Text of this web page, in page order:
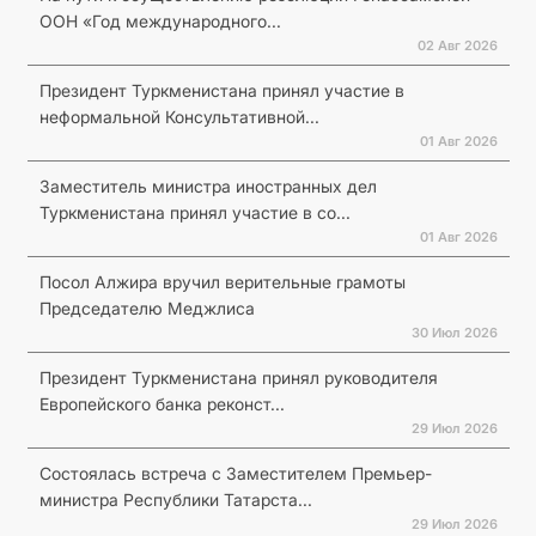
ООН «Год международного...
02 Авг 2026
Президент Туркменистана принял участие в
неформальной Консультативной...
01 Авг 2026
Заместитель министра иностранных дел
Туркменистана принял участие в со...
01 Авг 2026
Посол Алжира вручил верительные грамоты
Председателю Меджлиса
30 Июл 2026
Президент Туркменистана принял руководителя
Европейского банка реконст...
29 Июл 2026
Состоялась встреча с Заместителем Премьер-
министра Республики Татарста...
29 Июл 2026